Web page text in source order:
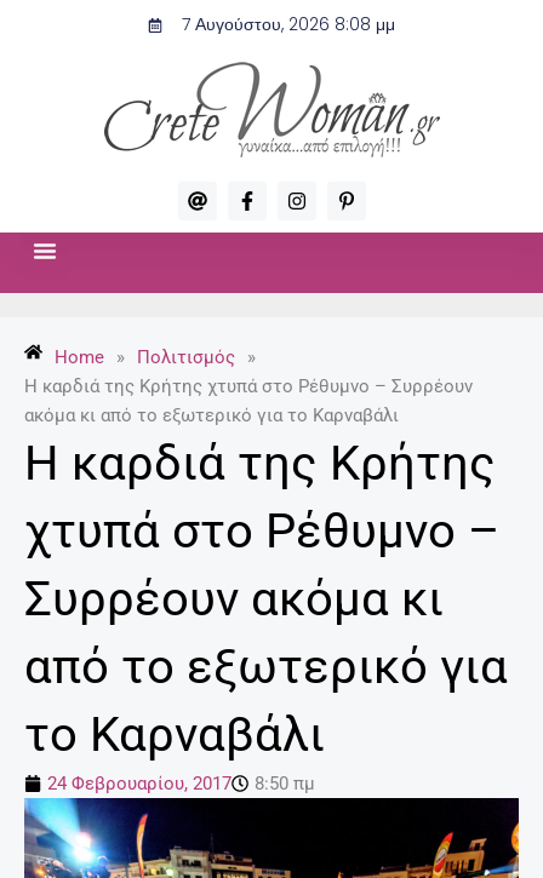
7 Αυγούστου, 2026 8:08 μμ
A
t
F
a
c
f
I
n
s
P
i
n
p
Home » Πολιτισμός
»
Η καρδιά της Κρήτης χτυπά στο Ρέθυμνο – Συρρέουν
ακόμα κι από το εξωτερικό για το Καρναβάλι
Η καρδιά της Κρήτης
χτυπά στο Ρέθυμνο –
Συρρέουν ακόμα κι
από το εξωτερικό για
το Καρναβάλι
24 Φεβρουαρίου, 2017 8:50 πμ